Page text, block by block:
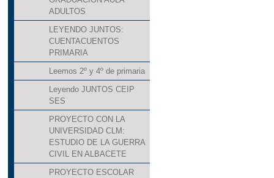
ADULTOS
LEYENDO JUNTOS:
CUENTACUENTOS
PRIMARIA
Leemos 2º y 4º de primaria
Leyendo JUNTOS CEIP
SES
PROYECTO CON LA
UNIVERSIDAD CLM:
ESTUDIO DE LA GUERRA
CIVIL EN ALBACETE
PROYECTO ESCOLAR